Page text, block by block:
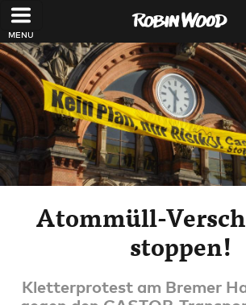
Direkt zum Inhalt
Atommüll-
stoppen!
Kletterprotest am Bremer